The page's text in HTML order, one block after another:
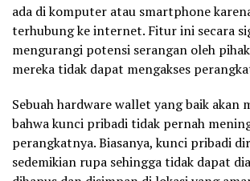
ada di komputer atau smartphone
terhubung ke internet. Fitur ini secara
mengurangi potensi serangan oleh
mereka tidak dapat mengakses
Sebuah hardware wallet yang baik akan
bahwa kunci pribadi tidak pernah
perangkatnya. Biasanya, kunci pribadi
sedemikian rupa sehingga tidak dapat